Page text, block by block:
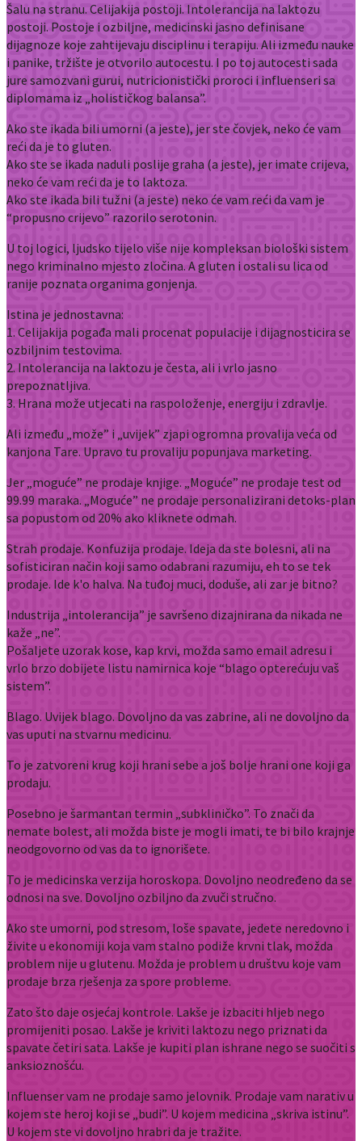
Šalu na stranu. Celijakija postoji. Intolerancija na laktozu
postoji. Postoje i ozbiljne, medicinski jasno definisane
dijagnoze koje zahtijevaju disciplinu i terapiju. Ali između nauke
i panike, tržište je otvorilo autocestu. I po toj autocesti sada
jure samozvani gurui, nutricionistički proroci i influenseri sa
diplomama iz „holističkog balansa”.
Ako ste ikada bili umorni (a jeste), jer ste čovjek, neko će vam
reći da je to gluten.
Ako ste se ikada naduli poslije graha (a jeste), jer imate crijeva,
neko će vam reći da je to laktoza.
Ako ste ikada bili tužni (a jeste) neko će vam reći da vam je
“propusno crijevo” razorilo serotonin.
U toj logici, ljudsko tijelo više nije kompleksan biološki sistem
nego kriminalno mjesto zločina. A gluten i ostali su lica od
ranije poznata organima gonjenja.
Istina je jednostavna:
1. Celijakija pogađa mali procenat populacije i dijagnosticira se
ozbiljnim testovima.
2. Intolerancija na laktozu je česta, ali i vrlo jasno
prepoznatljiva.
3. Hrana može utjecati na raspoloženje, energiju i zdravlje.
Ali između „može” i „uvijek” zjapi ogromna provalija veća od
kanjona Tare. Upravo tu provaliju popunjava marketing.
Jer „moguće” ne prodaje knjige. „Moguće” ne prodaje test od
99.99 maraka. „Moguće” ne prodaje personalizirani detoks-plan
sa popustom od 20% ako kliknete odmah.
Strah prodaje. Konfuzija prodaje. Ideja da ste bolesni, ali na
sofisticiran način koji samo odabrani razumiju, eh to se tek
prodaje. Ide k'o halva. Na tuđoj muci, doduše, ali zar je bitno?
Industrija „intolerancija” je savršeno dizajnirana da nikada ne
kaže „ne”.
Pošaljete uzorak kose, kap krvi, možda samo email adresu i
vrlo brzo dobijete listu namirnica koje “blago opterećuju vaš
sistem”.
Blago. Uvijek blago. Dovoljno da vas zabrine, ali ne dovoljno da
vas uputi na stvarnu medicinu.
To je zatvoreni krug koji hrani sebe a još bolje hrani one koji ga
prodaju.
Posebno je šarmantan termin „subkliničko”. To znači da
nemate bolest, ali možda biste je mogli imati, te bi bilo krajnje
neodgovorno od vas da to ignorišete.
To je medicinska verzija horoskopa. Dovoljno neodređeno da se
odnosi na sve. Dovoljno ozbiljno da zvuči stručno.
Ako ste umorni, pod stresom, loše spavate, jedete neredovno i
živite u ekonomiji koja vam stalno podiže krvni tlak, možda
problem nije u glutenu. Možda je problem u društvu koje vam
prodaje brza rješenja za spore probleme.
Zato što daje osjećaj kontrole. Lakše je izbaciti hljeb nego
promijeniti posao. Lakše je kriviti laktozu nego priznati da
spavate četiri sata. Lakše je kupiti plan ishrane nego se suočiti s
anksioznošću.
Influenser vam ne prodaje samo jelovnik. Prodaje vam narativ u
kojem ste heroj koji se „budi”. U kojem medicina „skriva istinu”.
U kojem ste vi dovoljno hrabri da je tražite.